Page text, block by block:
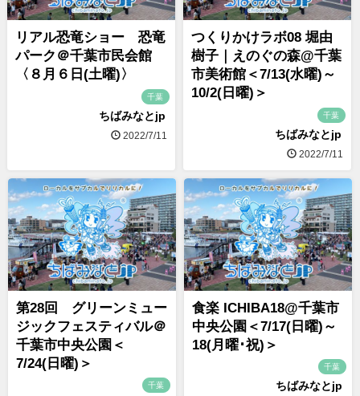
リアル恐竜ショー 恐竜
パーク＠千葉市民会館
〈８月６日(土曜)〉
千葉
ちばみなとjp
2022/7/11
つくりかけラボ08 堀由
樹子｜えのぐの森@千葉
市美術館＜7/13(水曜)～
10/2(日曜)＞
千葉
ちばみなとjp
2022/7/11
第28回 グリーンミュー
ジックフェスティバル＠
千葉市中央公園＜
7/24(日曜)＞
千葉
食楽 ICHIBA18@千葉市
中央公園＜7/17(日曜)～
18(月曜･祝)＞
千葉
ちばみなとjp